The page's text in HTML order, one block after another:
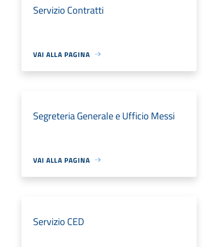
Servizio Contratti
VAI ALLA PAGINA
Segreteria Generale e Ufficio Messi
VAI ALLA PAGINA
Servizio CED